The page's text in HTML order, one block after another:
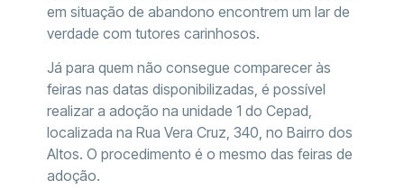
em situação de abandono encontrem um lar de
verdade com tutores carinhosos.
Já para quem não consegue comparecer às
feiras nas datas disponibilizadas, é possível
realizar a adoção na unidade 1 do Cepad,
localizada na Rua Vera Cruz, 340, no Bairro dos
Altos. O procedimento é o mesmo das feiras de
adoção.